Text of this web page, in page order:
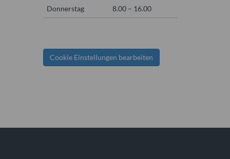
Donnerstag 8.00 – 16.00
Cookie Einstellungen bearbeiten